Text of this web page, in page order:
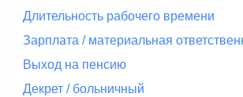
Длительность рабочего времени
Зарплата / материальная
Выход на пенсию
Декрет / больничный